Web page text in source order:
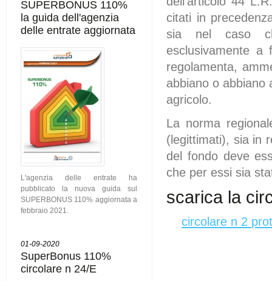
SUPERBONUS 110%
la guida dell'agenzia
delle entrate aggiornata
L'agenzia delle entrate ha
pubblicato la nuova guida sul
SUPERBONUS 110% aggiornata a
febbraio 2021.
01-09-2020
SuperBonus 110%
circolare n 24/E
citati in
sia nel caso
esclusivamente
regolamenta,
abbiano o abbiano
agricolo.
La norma
(legittimati), sia in
del fondo deve
che per essi sia
scarica la
circolare n 2